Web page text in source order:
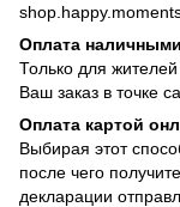
Оплата
Только для
Ваш заказ в точке
Оплата картой
Выбирая этот
после чего
декларации